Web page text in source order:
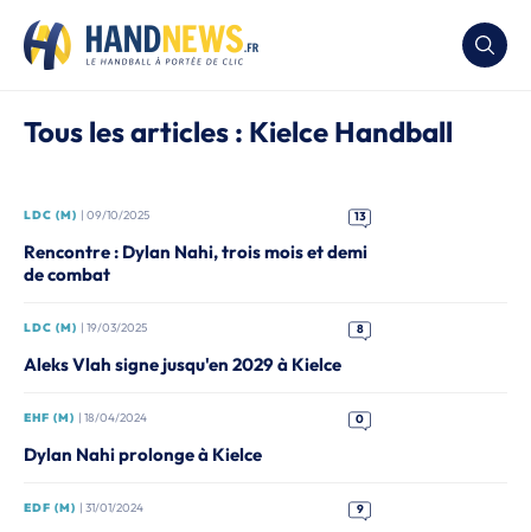
Tous les articles : Kielce Handball
LDC (M) | 09/10/2025 13
Rencontre : Dylan Nahi, trois mois et demi
de combat
LDC (M) | 19/03/2025 8
Aleks Vlah signe jusqu'en 2029 à Kielce
EHF (M) | 18/04/2024 0
Dylan Nahi prolonge à Kielce
EDF (M) | 31/01/2024 9